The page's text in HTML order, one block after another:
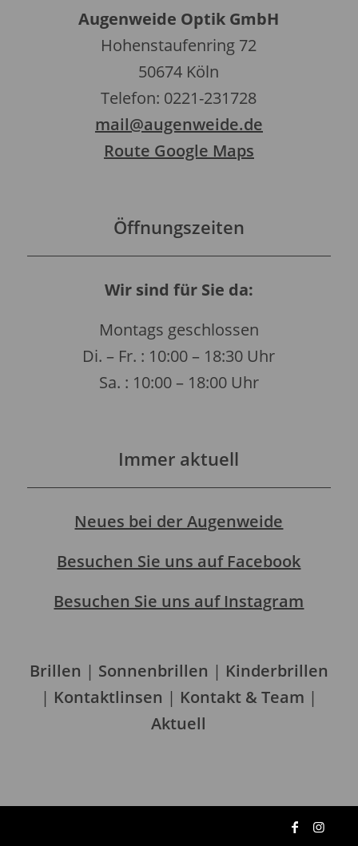
Augenweide Optik GmbH
Hohenstaufenring 72
50674 Köln
Telefon: 0221-231728
mail@augenweide.de
Route Google Maps
Öffnungszeiten
Wir sind für Sie da:
Montags geschlossen
Di. – Fr. : 10:00 – 18:30 Uhr
Sa. : 10:00 – 18:00 Uhr
Immer aktuell
Neues bei der Augenweide
Besuchen Sie uns auf Facebook
Besuchen Sie uns auf Instagram
Brillen | Sonnenbrillen | Kinderbrillen
| Kontaktlinsen | Kontakt & Team |
Aktuell